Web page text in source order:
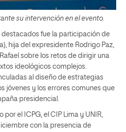
su intervención en el evento.
fue la participación de
hija del expresidente Rodrigo Paz,
sobre los retos de dirigir una
ideológicos complejos.
al diseño de estrategias
jóvenes y los errores comunes que
presidencial.
por el ICPG, el CIP Lima y UNIR,
con la presencia de